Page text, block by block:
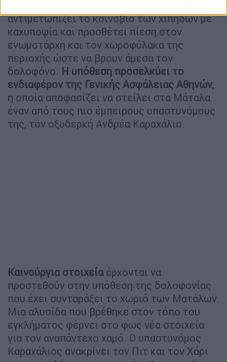
αντιμετωπίζει το κοινόβιο των χίπηδων με
καχυποψία και προσθέτει πίεση στον
ενωμοτάρχη και τον χωροφύλακα της
περιοχής ώστε να βρουν άμεσα τον
δολοφόνο. Η υπόθεση προσελκύει το
ενδιαφέρον της Γενικής Ασφάλειας Αθηνών,
η οποία αποφασίζει να στείλει στα Μάταλα
έναν από τους πιο έμπειρους υπαστυνόμους
της, τον οξυδερκή Ανδρέα Καραχάλιο.
Καινούργια στοιχείαέρχονται να
προστεθούν στην υπόθεση της δολοφονίας
που έχει συνταράξει το χωριό των Ματάλων.
Μια αλυσίδα που βρέθηκε στον τόπο του
εγκλήματος φέρνει στο φως νέα στοιχεία
για τον αναπάντεχο χαμό. Ο υπαστυνόμος
Καραχάλιος ανακρίνει τον Πιτ και τον Χάρι